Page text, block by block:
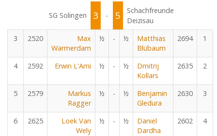
SG Solingen 3 - 5
Schachfreunde
Deizisau
3
2520
Max
Warmerdam
½ - ½
Matthias
Blübaum
2694 1
4 2592 Erwin L'Ami ½ - ½
Dmitrij
Kollars
2635 2
5 2579
Markus
Ragger
½ - ½
Benjamin
Gledura
2630 3
6 2625
Loek Van
Wely
½ - ½
Daniel
Dardha
2602 4